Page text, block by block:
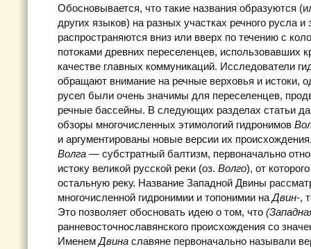
Обосновывается, что такие названия образуются
других языков) на разных участках речного русла и
распространяются вниз или вверх по течению с
потоками древних переселенцев, использовавших
качестве главных коммуникаций. Исследователи
обращают внимание на речные верховья и истоки,
русел были очень значимы для переселенцев,
речные бассейны. В следующих разделах статьи
обзоры многочисленных этимологий гидронимов
и аргументированы новые версии их
Волга — субстратный балтизм, первоначально
истоку великой русской реки (оз. Волго), от
остальную реку. Название Западной Двины
многочисленной гидронимии и топонимии наДвин-,
Это позволяет обосновать идею о том, что
ранневосточнославянского происхождения со
ИменемДвина славяне первоначально называли